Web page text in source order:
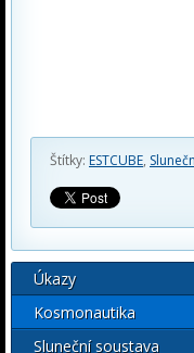
Štítky: ESTCUBE,
Úkazy
Kosmonautika
Sluneční soustava